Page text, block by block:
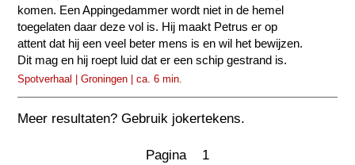
komen. Een Appingedammer wordt niet in de hemel
toegelaten daar deze vol is. Hij maakt Petrus er op
attent dat hij een veel beter mens is en wil het bewijzen.
Dit mag en hij roept luid dat er een schip gestrand is.
Spotverhaal | Groningen | ca. 6 min.
Meer resultaten? Gebruik jokertekens.
Pagina 1